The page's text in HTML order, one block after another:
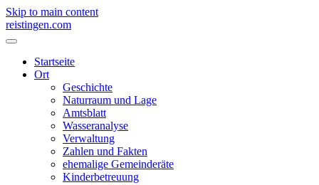
Skip to main content
reistingen.com
Startseite
Ort
Geschichte
Naturraum und Lage
Amtsblatt
Wasseranalyse
Verwaltung
Zahlen und Fakten
ehemalige Gemeinderäte
Kinderbetreuung